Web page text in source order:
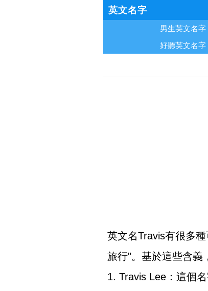
英文名字
男生英文名字
好聽英文名字
英文名Travis有很多
旅行"。基於這些含義
1. Travis Lee：這個